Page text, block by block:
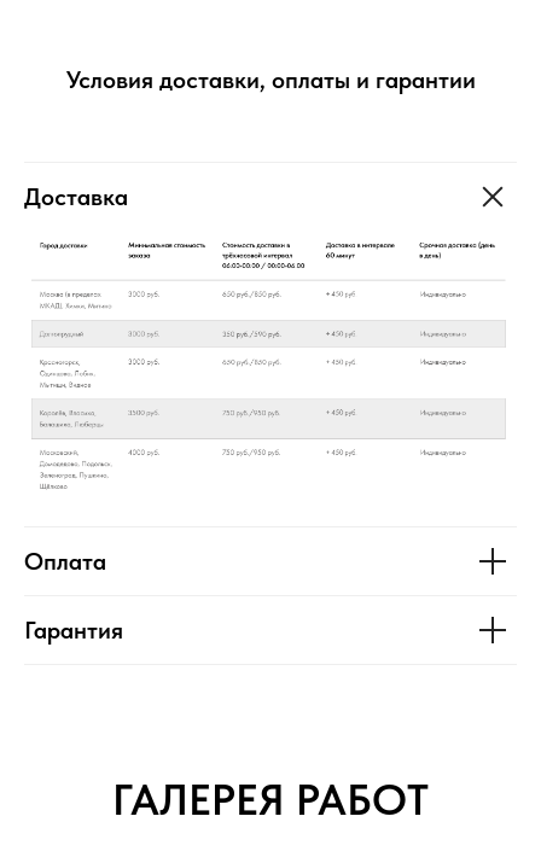
Условия доставки, оплаты и гарантии
Доставка
Оплата
Гарантия
ГАЛЕРЕЯ РАБОТ